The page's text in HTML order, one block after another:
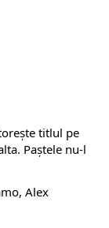
titlul pe
Paștele nu-l
Alex